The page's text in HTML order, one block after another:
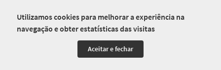
Utilizamos cookies para melhorar a experiência na
navegação e obter estatísticas das visitas
Aceitar e fechar